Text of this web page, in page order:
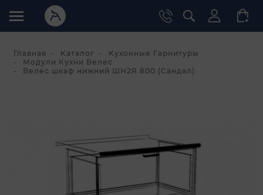
Главная Каталог
Кухонные Гарнитуры
Модули Кухни Велес
Велес шкаф нижний ШН2Я 800 (Сандал)